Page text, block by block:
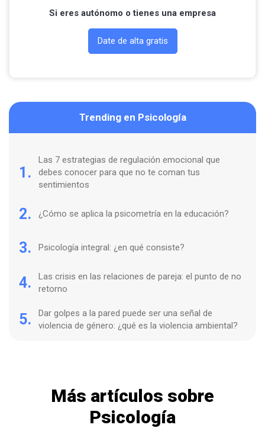
Si eres autónomo o tienes una empresa
Date de alta gratis
Trending en Psicología
1.
Las 7 estrategias de regulación emocional que
debes conocer para que no te coman tus
sentimientos
2. ¿Cómo se aplica la psicometría en la educación?
3. Psicología integral: ¿en qué consiste?
4.
Las crisis en las relaciones de pareja: el punto de no
retorno
5.
Dar golpes a la pared puede ser una señal de
violencia de género: ¿qué es la violencia ambiental?
Más artículos sobre
Psicología